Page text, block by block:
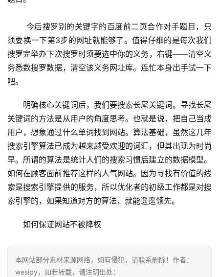
须要换一下第3步的网址就能够了。值得仔细的是每次我们
搜罗完举办下次搜罗时须要选中你的义务，右键——清空义
务悉数搜罗数据，清空该义务网址库。连忙本身出手试一下
吧。
明确核心关键词后，我们要搜索长尾关键词。寻找长尾
关键词的方法是从用户的角度思考。也就是说，把自己当成
用户，想象通过什么单词找到网站。算法基础，虽然这几年
搜索引擎算法已成为越来越受欢迎的词汇，但其出现为时尚
早。所谓的算法是统计人们的搜索习惯后建立的数据模型。
如何在顾客面前推荐这样的人气网站。因为寻找有价值的线
索是搜索引擎提供的服务，所以优化者的初级工作都是对搜
索引擎的，如果知道对方的算法，就能遥遥领先。
如何保证网站不被降权
本网站部分素材来源网络，如有侵犯，请联系删除！作者：
wesipy，如若转载，请注明出处：